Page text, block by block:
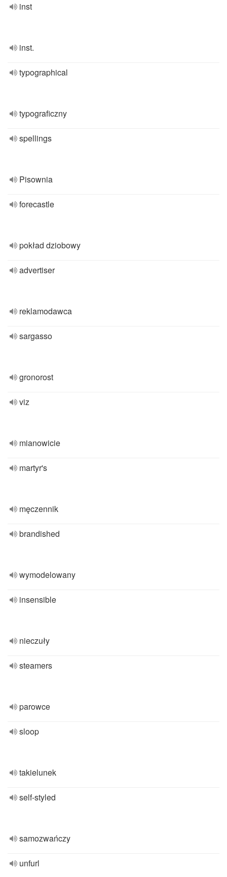
inst
inst.
typographical
typograficzny
spellings
Pisownia
forecastle
pokład dziobowy
advertiser
reklamodawca
sargasso
gronorost
viz
mianowicie
martyr's
męczennik
brandished
wymodelowany
insensible
nieczuły
steamers
parowce
sloop
takielunek
self-styled
samozwańczy
unfurl